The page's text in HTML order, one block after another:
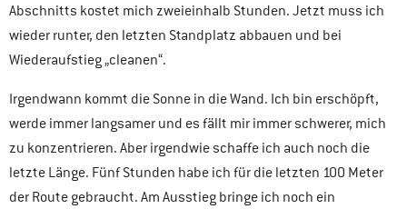
Abschnitts kostet mich zweieinhalb Stunden. Jetzt muss ich
wieder runter, den letzten Standplatz abbauen und bei
Wiederaufstieg „cleanen“.
Irgendwann kommt die Sonne in die Wand. Ich bin erschöpft,
werde immer langsamer und es fällt mir immer schwerer, mich
zu konzentrieren. Aber irgendwie schaffe ich auch noch die
letzte Länge. Fünf Stunden habe ich für die letzten 100 Meter
der Route gebraucht. Am Ausstieg bringe ich noch ein